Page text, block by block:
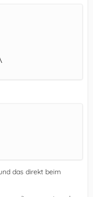
das direkt beim